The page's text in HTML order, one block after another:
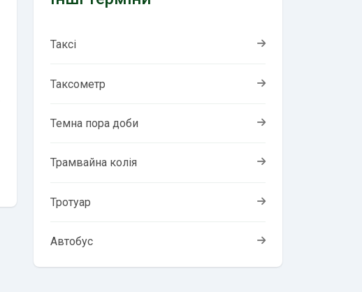
Таксі
Таксометр
Темна пора доби
Трамвайна колія
Тротуар
Автобус